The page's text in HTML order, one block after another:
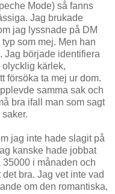
Mode) så fanns
Jag brukade
jag lyssnade på DM
som mej. Men han
Jag började identifiera
olycklig kärlek,
försöka ta mej ur dom.
samma sak och
bra ifall man som sagt
jag inte hade slagit på
kanske hade jobbat
i månaden och
bra. Jag vet inte vad
om den romantiska,